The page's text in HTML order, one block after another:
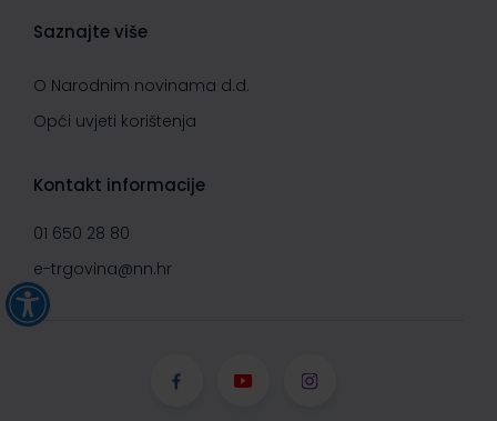
Saznajte više
O Narodnim novinama d.d.
Opći uvjeti korištenja
Kontakt informacije
01 650 28 80
e-trgovina@nn.hr